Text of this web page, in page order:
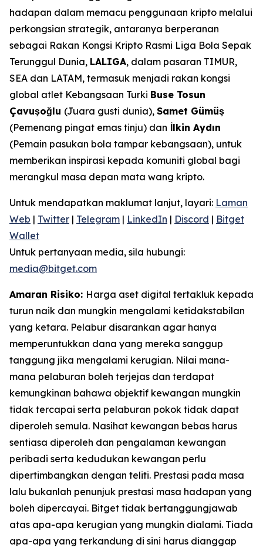
hadapan dalam memacu penggunaan kripto melalui
perkongsian strategik, antaranya berperanan
sebagai Rakan Kongsi Kripto Rasmi Liga Bola Sepak
Terunggul Dunia, LALIGA, dalam pasaran TIMUR,
SEA dan LATAM, termasuk menjadi rakan kongsi
global atlet Kebangsaan Turki Buse Tosun
Çavuşoğlu (Juara gusti dunia), Samet Gümüş
(Pemenang pingat emas tinju) dan İlkin Aydın
(Pemain pasukan bola tampar kebangsaan), untuk
memberikan inspirasi kepada komuniti global bagi
merangkul masa depan mata wang kripto.
Untuk mendapatkan maklumat lanjut, layari: Laman
Web | Twitter | Telegram | LinkedIn | Discord | Bitget
Wallet
Untuk pertanyaan media, sila hubungi:
media@bitget.com
Amaran Risiko: Harga aset digital tertakluk kepada
turun naik dan mungkin mengalami ketidakstabilan
yang ketara. Pelabur disarankan agar hanya
memperuntukkan dana yang mereka sanggup
tanggung jika mengalami kerugian. Nilai mana-
mana pelaburan boleh terjejas dan terdapat
kemungkinan bahawa objektif kewangan mungkin
tidak tercapai serta pelaburan pokok tidak dapat
diperoleh semula. Nasihat kewangan bebas harus
sentiasa diperoleh dan pengalaman kewangan
peribadi serta kedudukan kewangan perlu
dipertimbangkan dengan teliti. Prestasi pada masa
lalu bukanlah penunjuk prestasi masa hadapan yang
boleh dipercayai. Bitget tidak bertanggungjawab
atas apa-apa kerugian yang mungkin dialami. Tiada
apa-apa yang terkandung di sini harus dianggap